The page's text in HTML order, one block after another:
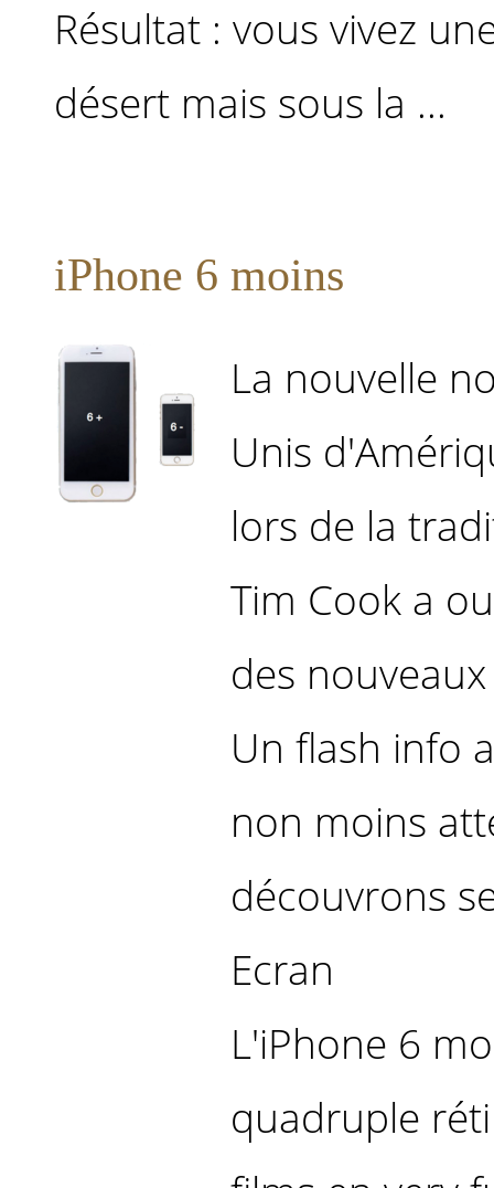
Résultat : vous vivez
désert mais sous la ...
iPhone 6 moins
La nouvelle
Unis
lors de la
Tim Cook a
des
Un flash info
non moins
découvrons
Ecran
L'iPhone 6
quadruple